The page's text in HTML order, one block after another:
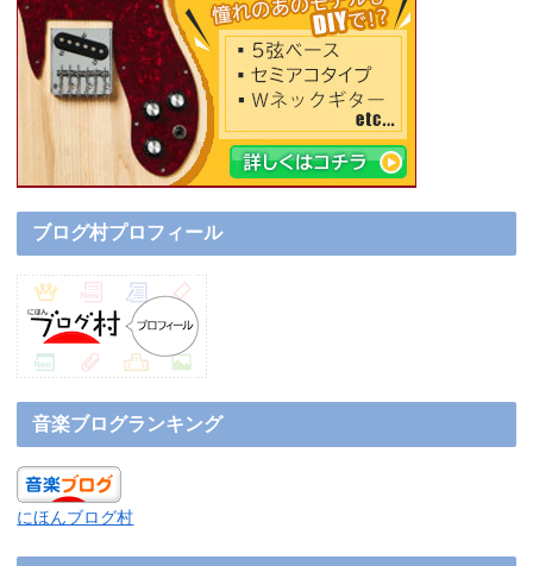
ブログ村プロフィール
音楽ブログランキング
にほんブログ村